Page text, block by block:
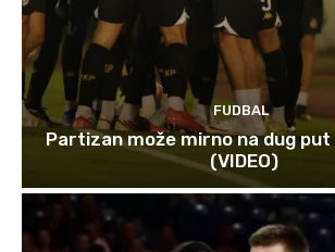
FUDBAL
Partizan može mirno na dug
(VIDEO)